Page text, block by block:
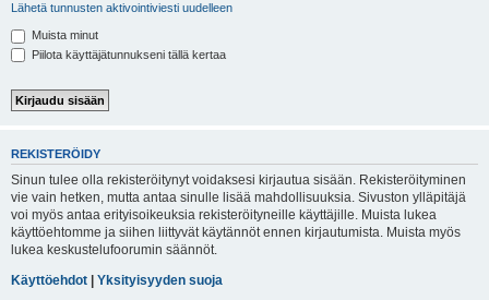
Lähetä tunnusten aktivointiviesti uudelleen
Muista minut
Piilota käyttäjätunnukseni tällä kertaa
REKISTERÖIDY
Sinun tulee olla rekisteröitynyt voidaksesi kirjautua sisään. Rekisteröityminen
vie vain hetken, mutta antaa sinulle lisää mahdollisuuksia. Sivuston ylläpitäjä
voi myös antaa erityisoikeuksia rekisteröityneille käyttäjille. Muista lukea
käyttöehtomme ja siihen liittyvät käytännöt ennen kirjautumista. Muista myös
lukea keskustelufoorumin säännöt.
Käyttöehdot | Yksityisyyden suoja